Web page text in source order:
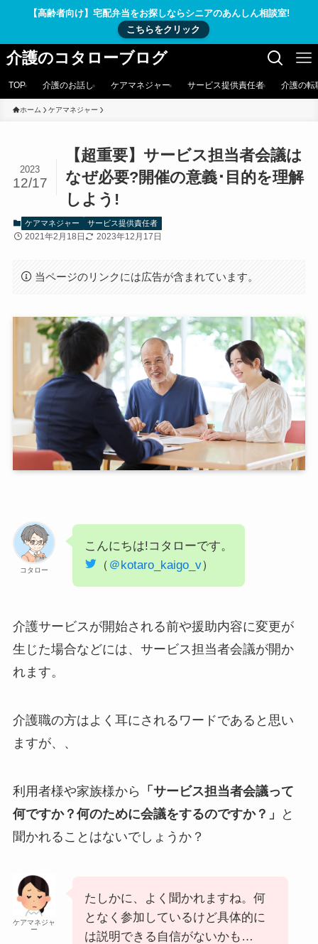
【高齢者向け】宅配弁当をお探しならシニアのあんしん相談室!
こちらをクリック
介護のコタローブログ
TOP 介護のお話し ケアマネジャー サービス提供責任者 介護の転
ホーム ケアマネジャー
【超重要】サービス担当者会議は
なぜ必要?開催の意義･目的を理解
しよう!
2023
12/17
ケアマネジャー サービス提供責任者
2021年2月18日 2023年12月17日
当ページのリンクには広告が含まれています。
コタロー
こんにちは!コタローです。
（ ＠kotaro_kaigo_v）
介護サービスが開始される前や援助内容に変更が
生じた場合などには、サービス担当者会議が開か
れます。
介護職の方はよく耳にされるワードであると思い
ますが、、
利用者様や家族様から
「サービス担当者会議って
何ですか？何のために会議をするのですか？」
と
聞かれることはないでしょうか？
ケアマネジャ
ー
たしかに、よく聞かれますね。何
となく参加しているけど具体的に
は説明できる自信がないかも…